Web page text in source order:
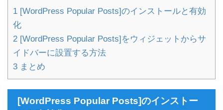
1 [WordPress Popular Posts]のインストールと有効
化
2 [WordPress Popular Posts]をウィジェットからサ
イドバーに設置する方法
3 まとめ
[WordPress Popular Posts]のインストー